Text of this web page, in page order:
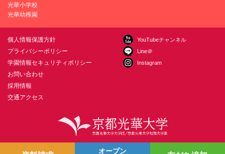
光華小学校
光華幼稚園
個人情報保護方針
プライバシーポリシー
学園情報セキュリティポリシー
お問い合わせ
採用情報
交通アクセス
YouTubeチャンネル
Line＠
Instagram
〒615-0882 京都市右京区西京極葛野町38
オープン